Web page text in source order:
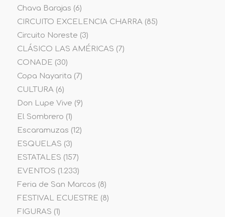
Chava Barajas (6)
CIRCUITO EXCELENCIA CHARRA(85)
Circuito Noreste (3)
CLÁSICO LAS AMÉRICAS (7)
CONADE (30)
Copa Nayarita (7)
CULTURA(6)
Don Lupe Vive (9)
El Sombrero (1)
Escaramuzas (12)
ESQUELAS (3)
ESTATALES (157)
EVENTOS (1.233)
Feria de San Marcos (8)
FESTIVAL ECUESTRE (8)
FIGURAS (1)